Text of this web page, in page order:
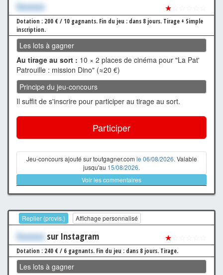
Xxxxxxx ★
Dotation : 200 € / 10 gagnants. Fin du jeu : dans 8 jours. Tirage + Simple
inscription.
Les lots à gagner
Au tirage au sort : 10 × 2 places de cinéma pour "La Pat'
Patrouille : mission Dino" (≈20 €)
Principe du jeu-concours
Il suffit de s'inscrire pour participer au tirage au sort.
Participer
Jeu-concours ajouté sur toutgagner.com le 06/08/2026. Valable
jusqu'au 15/08/2026.
Voir les commentaires
Replier (provis.) Affichage personnalisé
Xxxxxxx sur Instagram ★
Dotation : 240 € / 6 gagnants. Fin du jeu : dans 8 jours. Tirage.
Les lots à gagner